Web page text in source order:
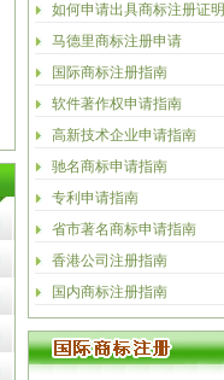
如何申请出具商标注册证明
马德里商标注册申请
国际商标注册指南
软件著作权申请指南
高新技术企业申请指南
驰名商标申请指南
专利申请指南
省市著名商标申请指南
香港公司注册指南
国内商标注册指南